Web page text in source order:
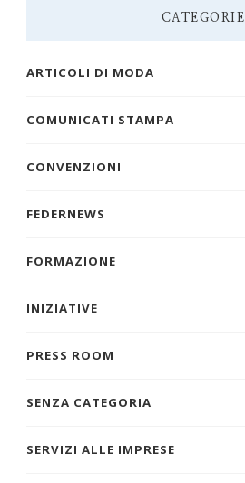
CATEGORIE
ARTICOLI DI MODA
COMUNICATI STAMPA
CONVENZIONI
FEDERNEWS
FORMAZIONE
INIZIATIVE
PRESS ROOM
SENZA CATEGORIA
SERVIZI ALLE IMPRESE